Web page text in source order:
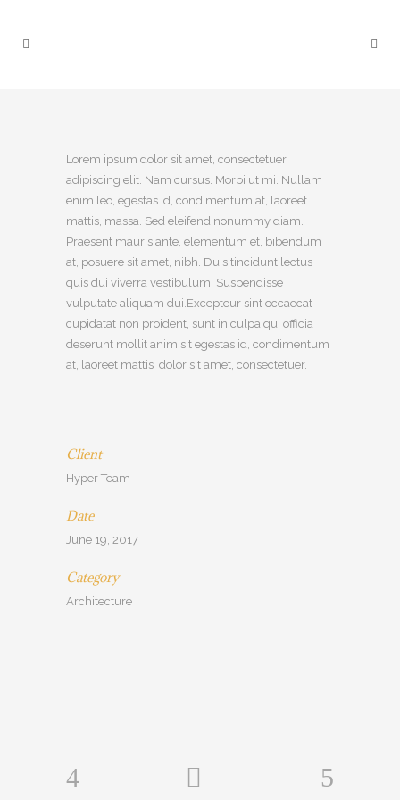
Lorem ipsum dolor sit amet, consectetuer
adipiscing elit. Nam cursus. Morbi ut mi. Nullam
enim leo, egestas id, condimentum at, laoreet
mattis, massa. Sed eleifend nonummy diam.
Praesent mauris ante, elementum et, bibendum
at, posuere sit amet, nibh. Duis tincidunt lectus
quis dui viverra vestibulum. Suspendisse
vulputate aliquam dui.Excepteur sint occaecat
cupidatat non proident, sunt in culpa qui officia
deserunt mollit anim sit egestas id, condimentum
at, laoreet mattis dolor sit amet, consectetuer.
Client
Hyper Team
Date
June 19, 2017
Category
Architecture